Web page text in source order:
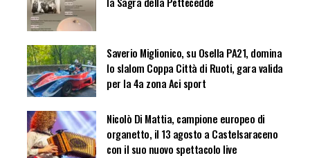
Saverio Miglionico, su Osella PA21, domina
lo slalom Coppa Città di Ruoti, gara valida
per la 4a zona Aci sport
Nicolò Di Mattia, campione europeo di
organetto, il 13 agosto a Castelsaraceno
con il suo nuovo spettacolo live